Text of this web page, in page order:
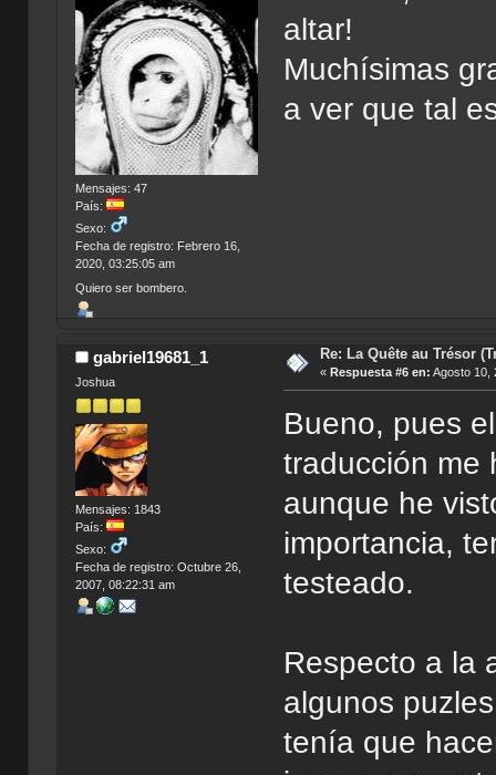
Mensajes: 47
País:
Sexo:
Fecha de registro: Febrero 16,
2020, 03:25:05 am
Quiero ser bombero.
altar!
Muchísimas
a ver que tal
gabriel19681_1
Joshua
Mensajes: 1843
País:
Sexo:
Fecha de registro: Octubre 26,
2007, 08:22:31 am
Re: La Quête au Trésor
« Respuesta #6 en: Agosto 10,
Bueno, pues
traducción me
aunque he
importancia,
testeado.
Respecto a la
algunos
tenía que